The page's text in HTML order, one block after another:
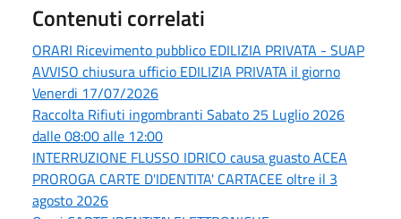
Contenuti correlati
ORARI Ricevimento pubblico EDILIZIA PRIVATA - SUAP
AVVISO chiusura ufficio EDILIZIA PRIVATA il giorno
Venerdi 17/07/2026
Raccolta Rifiuti ingombranti Sabato 25 Luglio 2026
dalle 08:00 alle 12:00
INTERRUZIONE FLUSSO IDRICO causa guasto ACEA
PROROGA CARTE D'IDENTITA' CARTACEE oltre il 3
agosto 2026